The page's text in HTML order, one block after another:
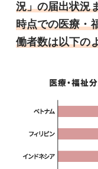
況」の届出状況
時点での医療・
働者数は以下の